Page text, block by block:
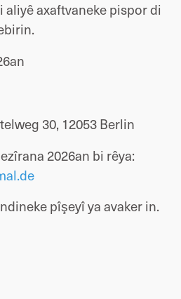
aliyê axaftvaneke pispor di
30, 12053 Berlin
pîşeyî ya avaker in.